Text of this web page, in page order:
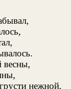
весны,
нежной,